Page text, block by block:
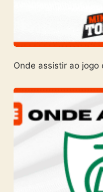
Onde assistir ao jogo